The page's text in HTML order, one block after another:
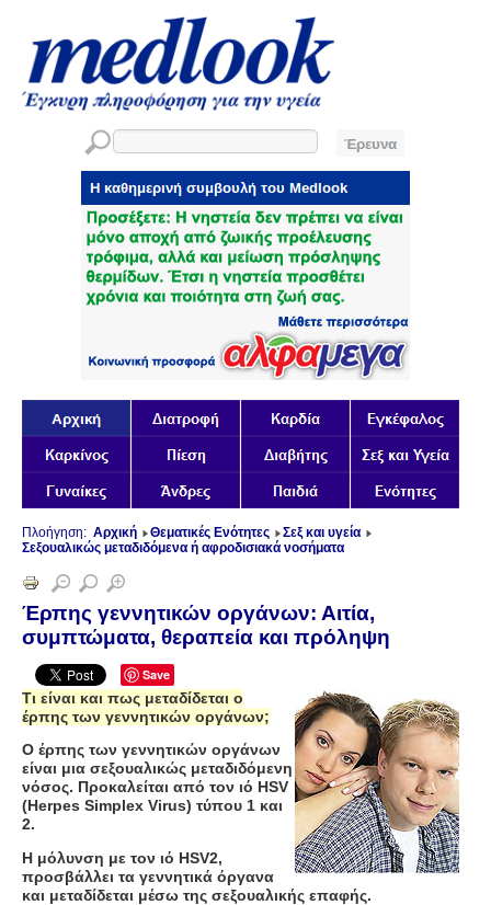
Πλοήγηση: Αρχική Θεματικές Ενότητες
Σεξ και υγεία
Σεξουαλικώς μεταδιδόμενα ή αφροδισιακά νοσήματα
Έρπης γεννητικών οργάνων: Αιτία,
συμπτώματα, θεραπεία και πρόληψη
Save
Τι είναι και πως μεταδίδεται ο
έρπης των γεννητικών οργάνων;
Ο έρπης των γεννητικών οργάνων
είναι μια σεξουαλικώς μεταδιδόμενη
νόσος. Προκαλείται από τον ιό HSV
(Herpes Simplex Virus) τύπου 1 και
2.
Η μόλυνση με τον ιό HSV2,
προσβάλλει τα γεννητικά όργανα
και μεταδίδεται μέσω της σεξουαλικής επαφής.